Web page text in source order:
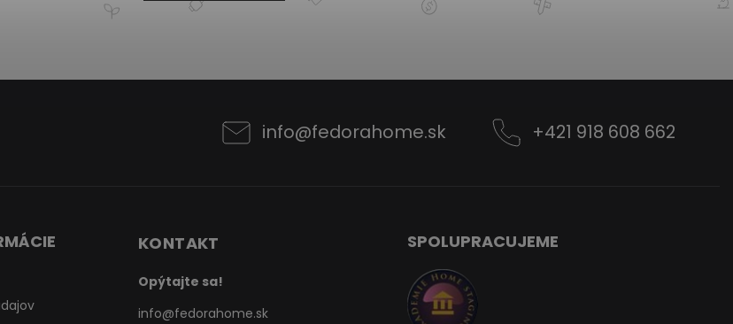
info@fedorahome.sk +421 918 608 662
KONTAKT
Opýtajte sa!
info@fedorahome.sk
SPOLUPRACUJEME